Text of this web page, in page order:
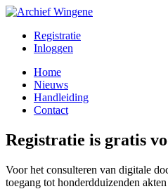
Registratie
Inloggen
Home
Nieuws
Handleiding
Contact
Registratie is gratis
Voor het consulteren van digitale
toegang tot honderdduizenden